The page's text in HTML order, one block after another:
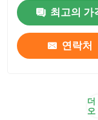
eod 장비
최고의 가
연락처
더
오